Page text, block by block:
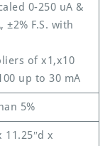
0-250 uA &
±2% F.S. with
of x1,x10
up to 30 mA
5%
11.25″d x